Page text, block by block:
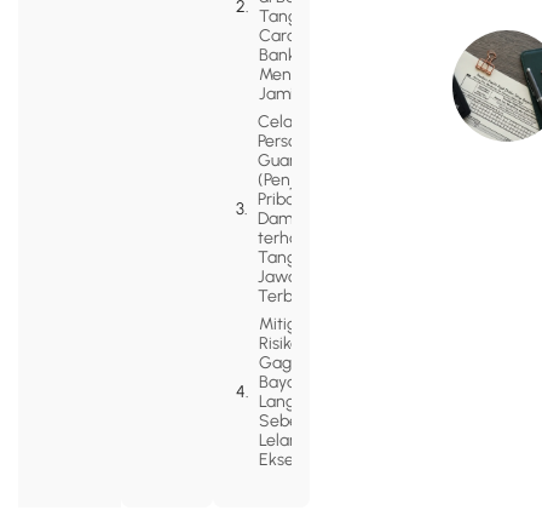
Tangan:
Cara
Bank
Menyita
Jaminan
Celah
Personal
Guarantee
(Penjaminan
Pribadi):
Dampak
terhadap
Tanggung
Jawab
Terbatas
Mitigasi
Risiko
Gagal
Bayar:
Langkah
Sebelum
Lelang
Eksekusi